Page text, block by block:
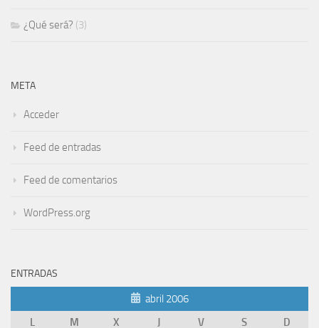
¿Qué será? (3)
META
Acceder
Feed de entradas
Feed de comentarios
WordPress.org
ENTRADAS
abril 2006
L
M X J V S
D